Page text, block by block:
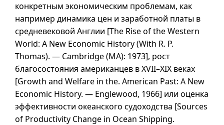
конкретным экономическим проблемам, как
например динамика цен и заработной платы в
средневековой Англии [The Rise of the Western
World: A New Economic History (With R. P.
Thomas). — Cambridge (MA): 1973], рост
благосостояния американцев вXVII–XIX веках
[Growth and Welfare in the. American Past: A New
Economic History. — Englewood, 1966] или оценка
эффективности океанского судоходства [Sources
of Productivity Change in Ocean Shipping.